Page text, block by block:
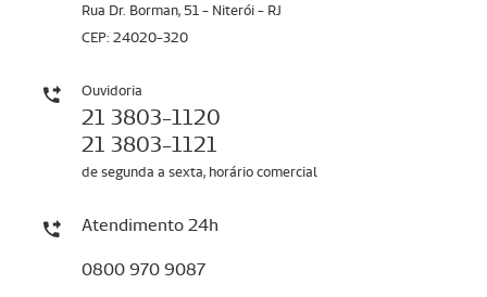
Rua Dr. Borman, 51 - Niterói - RJ
CEP: 24020-320
Ouvidoria
21 3803-1120
21 3803-1121
de segunda a sexta, horário comercial
Atendimento 24h
0800 970 9087